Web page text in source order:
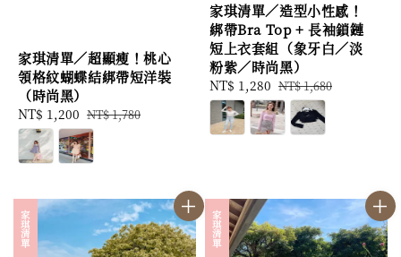
家琪清單／超顯瘦！桃心
領格紋蝴蝶結綁帶短洋裝
（時尚黑）
Sale
price
NT$ 1,200 Regular
price
NT$ 1,780
家琪清單／造型小性感！
綁帶Bra Top + 長袖鎖鏈
短上衣套組（象牙白／淡
粉紫／時尚黑）
Sale
price
NT$ 1,280 Regular
price
NT$ 1,680
家琪清單 家琪清單